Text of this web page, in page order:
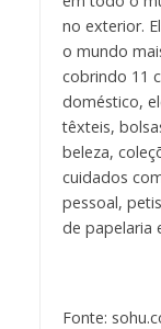
no exterior.
o mundo
cobrindo 11
doméstico,
têxteis,
beleza,
cuidados
pessoal,
de papelaria
Fonte: